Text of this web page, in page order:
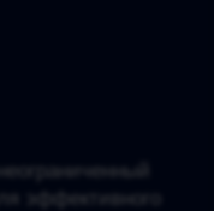
эффективного